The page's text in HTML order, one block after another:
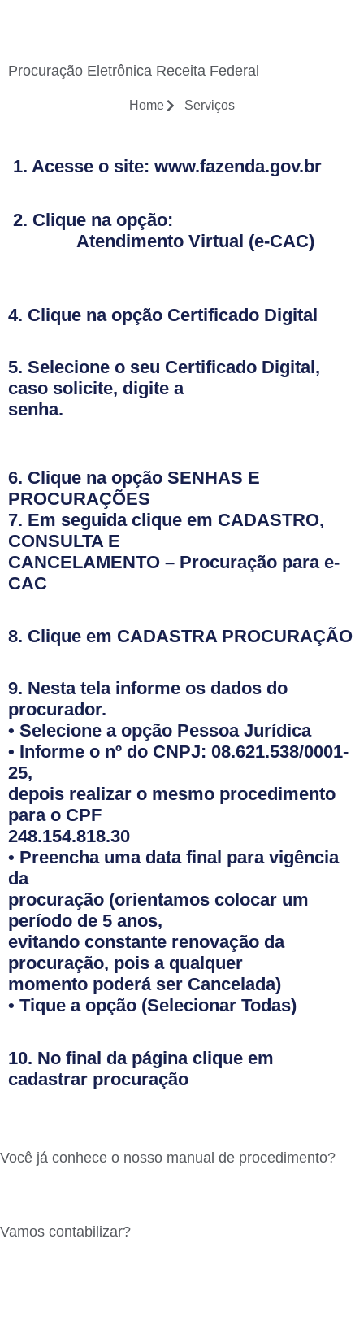
Procuração Eletrônica Receita Federal
Home Serviços
1. Acesse o site: www.fazenda.gov.br
2. Clique na opção:
Atendimento Virtual (e-CAC)
4. Clique na opção Certificado Digital
5. Selecione o seu Certificado Digital,
caso solicite, digite a
senha.
6. Clique na opção SENHAS E
PROCURAÇÕES
7. Em seguida clique em CADASTRO,
CONSULTA E
CANCELAMENTO – Procuração para e-
CAC
8. Clique em CADASTRA PROCURAÇÃO
9. Nesta tela informe os dados do
procurador.
• Selecione a opção Pessoa Jurídica
• Informe o nº do CNPJ: 08.621.538/0001-
25,
depois realizar o mesmo procedimento
para o CPF
248.154.818.30
• Preencha uma data final para vigência
da
procuração (orientamos colocar um
período de 5 anos,
evitando constante renovação da
procuração, pois a qualquer
momento poderá ser Cancelada)
• Tique a opção (Selecionar Todas)
10. No final da página clique em
cadastrar procuração
Você já conhece o nosso manual de procedimento?
Vamos contabilizar?​